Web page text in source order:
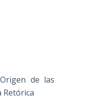
de las
Retórica